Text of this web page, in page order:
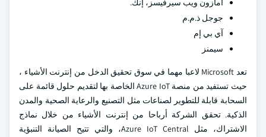
أمازون ويب سيرفيسز، إنك.
جوجل ذ.م.م
آي بي إم
سيمنز
تعد Microsoft لاعبا مهما في سوق تحقيق الدخل من إنترنت الأشياء ،
حيث تستفيد من منصة Azure IoT الخاصة بها لتقديم حلول قائمة على
السحابة قابلة للتطوير لصناعات مثل التصنيع والرعاية الصحية والمدن
الذكية. تحقق الشركة أرباحا من إنترنت الأشياء من خلال نماذج
الاشتراك، مثل Azure IoT Central، والتي تتيح الصيانة التنبؤية